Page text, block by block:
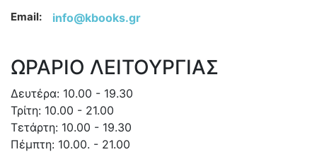
Email: info@kbooks.gr
ΩΡΑΡΙΟ ΛΕΙΤΟΥΡΓΙΑΣ
Δευτέρα: 10.00 - 19.30
Τρίτη: 10.00 - 21.00
Τετάρτη: 10.00 - 19.30
Πέμπτη: 10.00. - 21.00